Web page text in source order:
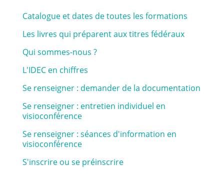
Catalogue et dates de toutes les formations
Les livres qui préparent aux titres fédéraux
Qui sommes-nous ?
L'IDEC en chiffres
Se renseigner : demander de la documentation
Se renseigner : entretien individuel en
visioconférence
Se renseigner : séances d'information en
visioconférence
S'inscrire ou se préinscrire